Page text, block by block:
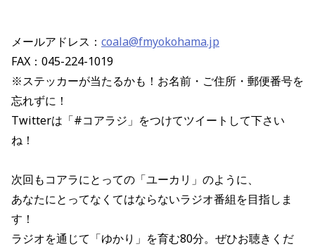
メールアドレス： coala@fmyokohama.jp
FAX：045-224-1019
※ステッカーが当たるかも！お名前・ご住所・郵便番号を
忘れずに！
Twitterは「#コアラジ」をつけてツイートして下さい
ね！
次回もコアラにとっての「ユーカリ」のように、
あなたにとってなくてはならないラジオ番組を目指しま
す！
ラジオを通じて「ゆかり」を育む80分。ぜひお聴きくだ